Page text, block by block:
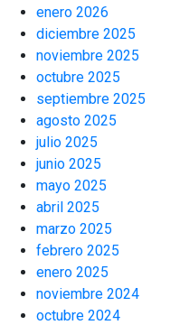
enero 2026
diciembre 2025
noviembre 2025
octubre 2025
septiembre 2025
agosto 2025
julio 2025
junio 2025
mayo 2025
abril 2025
marzo 2025
febrero 2025
enero 2025
noviembre 2024
octubre 2024